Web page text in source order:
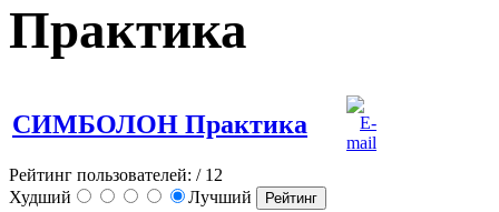
Практика
СИМБОЛОН Практика
Рейтинг пользователей: / 12
Худший
Лучший